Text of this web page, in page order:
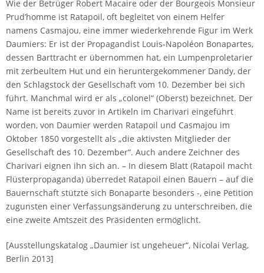
Wie der Betrüger Robert Macaire oder der Bourgeois Monsieur
Prud’homme ist Ratapoil, oft begleitet von einem Helfer
namens Casmajou, eine immer wiederkehrende Figur im Werk
Daumiers: Er ist der Propagandist Louis-Napoléon Bonapartes,
dessen Barttracht er übernommen hat, ein Lumpenproletarier
mit zerbeultem Hut und ein heruntergekommener Dandy, der
den Schlagstock der Gesellschaft vom 10. Dezember bei sich
führt. Manchmal wird er als „colonel“ (Oberst) bezeichnet. Der
Name ist bereits zuvor in Artikeln im Charivari eingeführt
worden, von Daumier werden Ratapoil und Casmajou im
Oktober 1850 vorgestellt als „die aktivsten Mitglieder der
Gesellschaft des 10. Dezember“. Auch andere Zeichner des
Charivari eignen ihn sich an. – In diesem Blatt (Ratapoil macht
Flüsterpropaganda) überredet Ratapoil einen Bauern – auf die
Bauernschaft stützte sich Bonaparte besonders -, eine Petition
zugunsten einer Verfassungsänderung zu unterschreiben, die
eine zweite Amtszeit des Präsidenten ermöglicht.
[Ausstellungskatalog „Daumier ist ungeheuer“, Nicolai Verlag,
Berlin 2013]